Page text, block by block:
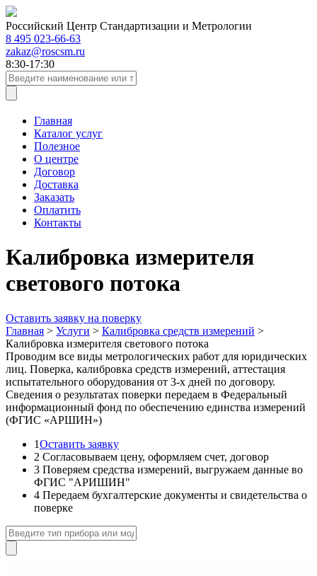
Российский Центр Стандартизации и Метрологии
8 495 023-66-63
zakaz@roscsm.ru
8:30-17:30
Главная
Каталог услуг
Полезное
О центре
Договор
Доставка
Заказать
Оплатить
Контакты
Калибровка измерителя
светового потока
Оставить заявку на поверку
Главная > Услуги > Калибровка средств измерений >
Калибровка измерителя светового потока
Проводим все виды метрологических работ для юридических
лиц. Поверка, калибровка средств измерений, аттестация
испытательного оборудования от 3-х дней по договору.
Сведения о результатах поверки передаем в Федеральный
информационный фонд по обеспечению единства измерений
(ФГИС «АРШИН»)
1Оставить заявку
2 Согласовываем цену, оформляем счет, договор
3 Поверяем средства измерений, выгружаем данные во
ФГИС "АРИШИН"
4 Передаем бухгалтерские документы и свидетельства о
поверке